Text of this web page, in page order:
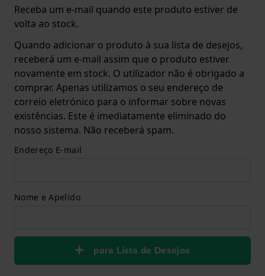
Receba um e-mail quando este produto estiver de
volta ao stock.
Quando adicionar o produto à sua lista de desejos,
receberá um e-mail assim que o produto estiver
novamente em stock. O utilizador não é obrigado a
comprar. Apenas utilizamos o seu endereço de
correio eletrónico para o informar sobre novas
existências. Este é imediatamente eliminado do
nosso sistema. Não receberá spam.
Endereço E-mail
Nome e Apelido
para Lista de Desejos